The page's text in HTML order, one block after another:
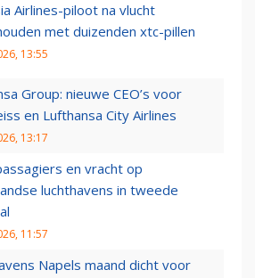
Airlines-piloot na vlucht
met duizenden xtc-pillen
13:55
Group: nieuwe CEO’s voor
en Lufthansa City Airlines
13:17
en vracht op
luchthavens in tweede
11:57
Napels maand dicht voor